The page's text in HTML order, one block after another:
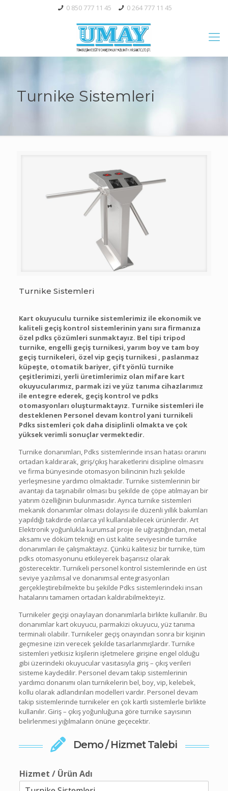
0 850 777 11 45 0 264 777 11 45
Turnike Sistemleri
Turnike Sistemleri
Kart okuyuculu turnike sistemlerimiz ile ekonomik ve
kaliteli geçiş kontrol sistemlerinin yanı sıra firmanıza
özel pdks çözümleri sunmaktayız. Bel tipi tripod
turnike, engelli geçiş turnikesi, yarım boy ve tam boy
geçiş turnikeleri, özel vip geçiş turnikesi , paslanmaz
küpeşte, otomatik bariyer, çift yönlü turnike
çeşitlerimizi, yerli üretimlerimiz olan mifare kart
okuyucularımız, parmak izi ve yüz tanıma cihazlarımız
ile entegre ederek, geçiş kontrol ve pdks
otomasyonları oluşturmaktayız. Turnike sistemleri ile
desteklenen Personel devam kontrol yani turnikeli
Pdks sistemleri çok daha disiplinli olmakta ve çok
yüksek verimli sonuçlar vermektedir.
Turnike donanımları, Pdks sistemlerinde insan hatası oranını
ortadan kaldırarak, giriş/çıkış haraketlerini disipline olmasını
ve firma bünyesinde otomasyon bilincinin hızlı şekilde
yerleşmesine yardımcı olmaktadır. Turnike sistemlerinin bir
avantajı da taşınabilir olması bu şekilde de çöpe atılmayan bir
yatırım özelliğinin bulunmasıdır. Ayrıca turnike sistemleri
mekanik donanımlar olması dolayısı ile düzenli yıllık bakımları
yapıldığı takdirde onlarca yıl kullanılabilecek ürünlerdir. Art
Elektronik yoğunlukla kurumsal proje ile uğraştığından, metal
aksamı ve döküm tekniği en üst kalite seviyesinde turnike
donanımları ile çalışmaktayız. Çünkü kalitesiz bir turnike, tüm
pdks otomasyonunu etkileyerek başarısız olarak
gösterecektir. Turnikeli personel kontrol sistemlerinde en üst
seviye yazılımsal ve donanımsal entegrasyonları
gerçekleştirebilmekte bu şekilde Pdks sistemlerindeki insan
hatalarını tamamen ortadan kaldırabilmekteyiz.
Turnikeler geçişi onaylayan donanımlarla birlikte kullanılır. Bu
donanımlar kart okuyucu, parmakizi okuyucu, yüz tanıma
terminali olabilir. Turnikeler geçiş onayından sonra bir kişinin
geçmesine izin verecek şekilde tasarlanmışlardır. Turnike
sistemleri yetkisiz kişilerin işletmelere girişine engel olduğu
gibi üzerindeki okuyucular vasıtasıyla giriş – çıkış verileri
sisteme kaydedilir. Personel devam takip sistemlerinin
yardımcı donanımı olan turnikelerin bel, boy, vip, kelebek,
kollu olarak adlandırılan modelleri vardır. Personel devam
takip sistemlerinde turnikeler en çok kartlı sistemlerle birlikte
kullanılır. Giriş – çıkış yoğunluğuna göre turnike sayısının
belirlenmesi yığılmaların önüne geçecektir.
Demo / Hizmet Talebi
Hizmet / Ürün Adı